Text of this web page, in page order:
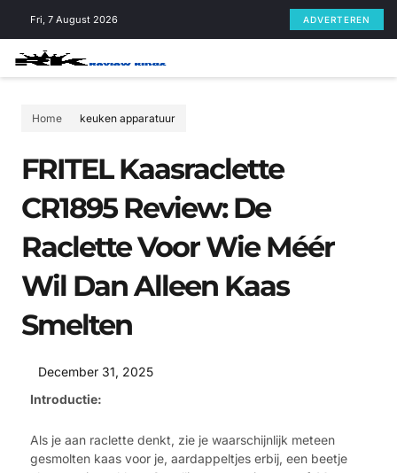
Fri, 7 August 2026 ADVERTEREN
Home keuken apparatuur
FRITEL Kaasraclette
CR1895 Review: De
Raclette Voor Wie Méér
Wil Dan Alleen Kaas
Smelten
December 31, 2025
Introductie:
Als je aan raclette denkt, zie je waarschijnlijk meteen
gesmolten kaas voor je, aardappeltjes erbij, een beetje